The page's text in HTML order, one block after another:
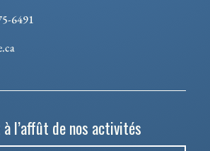
6491
à l’affût de nos activités